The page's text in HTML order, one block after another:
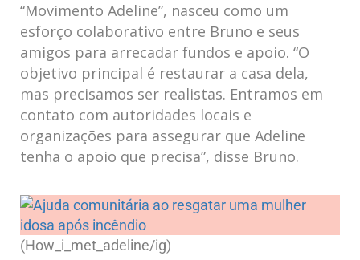
“Movimento ‌Adeline”, nasceu como um
esforço ‌colaborativo entre Bruno e seus
amigos ⁣para arrecadar fundos e apoio.‍ “O
objetivo principal é restaurar⁤ a casa dela,
mas precisamos ser realistas. Entramos em
contato com autoridades locais e
organizações para⁤ assegurar que Adeline
tenha⁣ o⁤ apoio ‍que ​precisa”, disse Bruno.
(How_i_met_adeline/ig)